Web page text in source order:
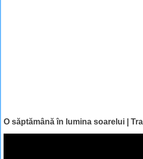
O săptămână în lumina soarelui |